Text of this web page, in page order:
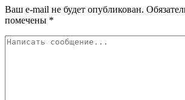
Ваш e-mail не будет опубликован.
помечены *